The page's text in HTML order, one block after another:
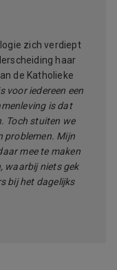
zich verdiept
haar
de Katholieke
voor iedereen een
is dat
Toch stuiten we
problemen. Mijn
mee te maken
waarbij niets gek
bij het dagelijks